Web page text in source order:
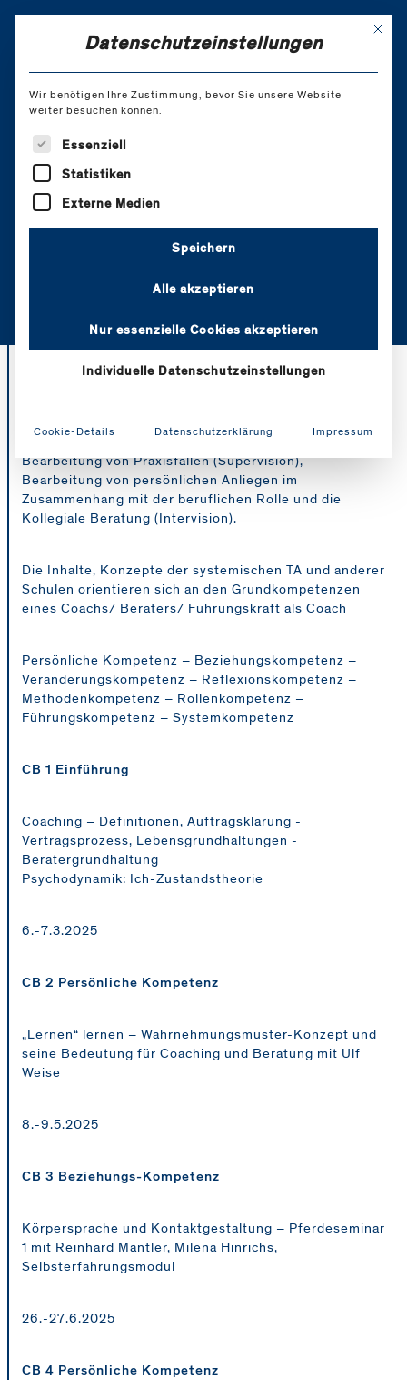
Coaching- und
Beraterausbildung in
systemischer
Transaktionsanalyse 1.
Inputs verbunden mit Selbsterfahrungsübungen, die
Bearbeitung von Praxisfällen (Supervision),
Bearbeitung von persönlichen Anliegen im
Zusammenhang mit der beruflichen Rolle und die
Kollegiale Beratung (Intervision).
Die Inhalte, Konzepte der systemischen TA und anderer
Schulen orientieren sich an den Grundkompetenzen
eines Coachs/ Beraters/ Führungskraft als Coach
Persönliche Kompetenz – Beziehungskompetenz –
Veränderungskompetenz – Reflexionskompetenz –
Methodenkompetenz – Rollenkompetenz –
Führungskompetenz – Systemkompetenz
CB 1 Einführung
Coaching – Definitionen, Auftragsklärung -
Vertragsprozess, Lebensgrundhaltungen -
Beratergrundhaltung
Psychodynamik: Ich-Zustandstheorie
6.-7.3.2025
CB 2 Persönliche Kompetenz
„Lernen“ lernen – Wahrnehmungsmuster-Konzept und
seine Bedeutung für Coaching und Beratung mit Ulf
Weise
8.-9.5.2025
CB 3 Beziehungs-Kompetenz
Körpersprache und Kontaktgestaltung – Pferdeseminar
1 mit Reinhard Mantler, Milena Hinrichs,
Selbsterfahrungsmodul
26.-27.6.2025
CB 4 Persönliche Kompetenz
Mit
Datenschutzeinstellungen
Wir benötigen Ihre Zustimmung, bevor Sie unsere Website
weiter besuchen können.
Es folgt eine Liste der Service-Gruppen, für die eine
Essenziell
Statistiken
Externe Medien
Speichern
Alle akzeptieren
Nur essenzielle Cookies akzeptieren
Individuelle Datenschutzeinstellungen
Cookie-Details Datenschutzerklärung Impressum